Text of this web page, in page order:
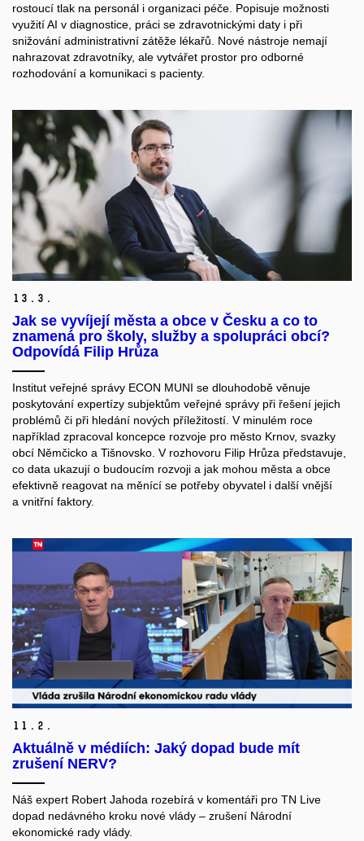
rostoucí tlak na personál i organizaci péče. Popisuje možnosti
využití AI v diagnostice, práci se zdravotnickými daty i při
snižování administrativní zátěže lékařů. Nové nástroje nemají
nahrazovat zdravotníky, ale vytvářet prostor pro odborné
rozhodování a komunikaci s pacienty.
13. 3.
Jak se vyvíjejí města a obce v Česku a co to
znamená pro školy, služby a spolupráci obcí?
Odpovídá Filip Hrůza
Institut veřejné správy ECON MUNI se dlouhodobě věnuje
poskytování expertízy subjektům veřejné správy při řešení jejich
problémů či při hledání nových příležitostí. V minulém roce
například zpracoval koncepce rozvoje pro město Krnov, svazky
obcí Němčicko a Tišnovsko. V rozhovoru Filip Hrůza představuje,
co data ukazují o budoucím rozvoji a jak mohou města a obce
efektivně reagovat na měnící se potřeby obyvatel i další vnější
a vnitřní faktory.
11. 2.
Aktuálně v médiích: Jaký dopad bude mít
zrušení NERV?
Náš expert Robert Jahoda rozebírá v komentáři pro TN Live
dopad nedávného kroku nové vlády – zrušení Národní
ekonomické rady vlády.